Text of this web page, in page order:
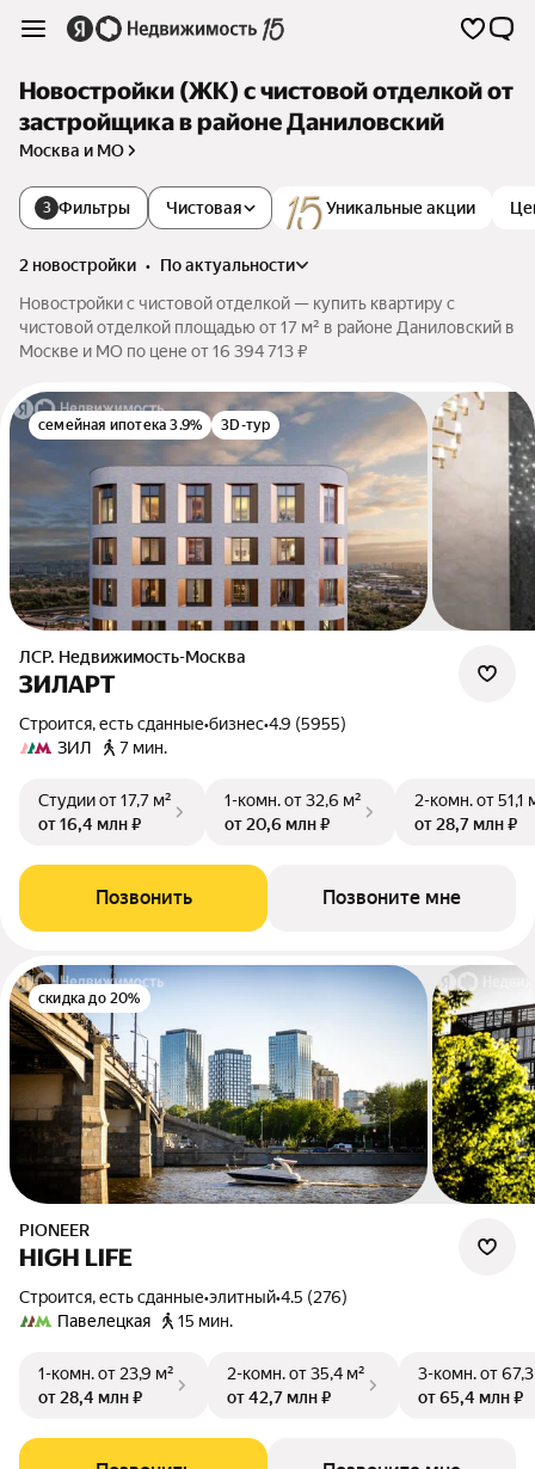
Новостройки (ЖК) с чистовой отделкой от
застройщика в районе Даниловский
Москва и МО
3 Фильтры Уникальные акции
Чистовая
2 новостройки •
по актуальности
Новостройки с чистовой отделкой — купить квартиру с
чистовой отделкой площадью от 17 м² в районе Даниловский в
Москве и МО по цене от 16 394 713 ₽
семейная ипотека 3.9% 3D-тур
ЛСР. Недвижимость-Москва
ЗИЛАРТ
Строится, есть сданные•бизнес•4.9 (5955)
ЗИЛ
7 мин.
Студииот 17,7 м²
от 16,4 млн ₽
1-комн.от 32,6 м²
от 20,6 млн ₽
2-комн.от 51,1
от 28,7 млн ₽
Позвонить Позвоните мне
скидка до 20%
PIONEER
HIGH LIFE
Строится, есть сданные•элитный•4.5 (276)
Павелецкая
15 мин.
1-комн.от 23,9 м²
от 28,4 млн ₽
2-комн.от 35,4 м²
от 42,7 млн ₽
3-комн.от
от 65,4 млн ₽